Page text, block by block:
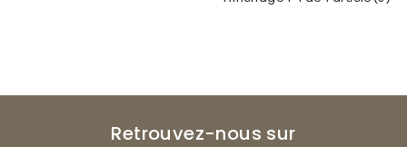
Retrouvez-nous sur